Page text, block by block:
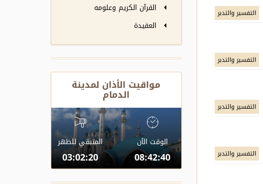
التفسير والتدبر
التفسير والتدبر
التفسير والتدبر
التفسير والتدبر
القرآن الكريم وعلومه
العقيدة
مواقيت الأذان لمدينة
الدمام
الوقت الآن
08:42:40
المتبقي للظهر
03:02:20